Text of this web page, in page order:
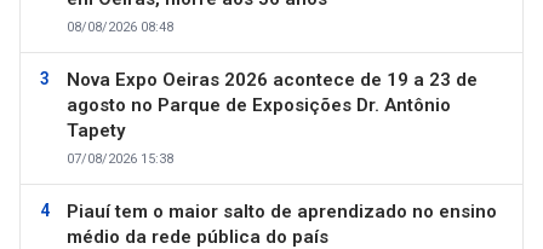
08/08/2026 08:48
Nova Expo Oeiras 2026 acontece de 19 a 23 de
agosto no Parque de Exposições Dr. Antônio
Tapety
07/08/2026 15:38
Piauí tem o maior salto de aprendizado no ensino
médio da rede pública do país